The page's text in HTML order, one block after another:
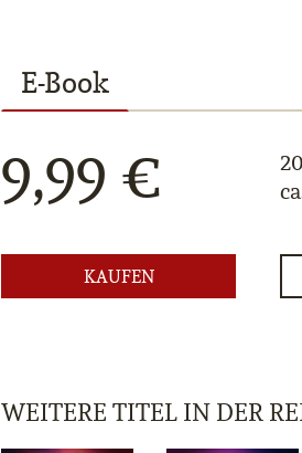
E-Book
9,99 €
KAUFEN
WEITERE TITEL IN DER